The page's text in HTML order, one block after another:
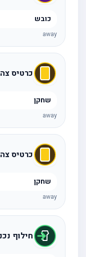
כובש
away
כרטיס צהוב
שחקן
away
כרטיס צהוב
שחקן
away
חילוף נכנס